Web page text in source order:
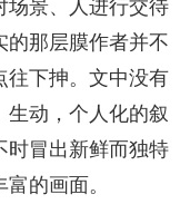
场景、人进行交待
的那层膜作者并不
往下抻。文中没有
生动，个人化的叙
时冒出新鲜而独特
的画面。